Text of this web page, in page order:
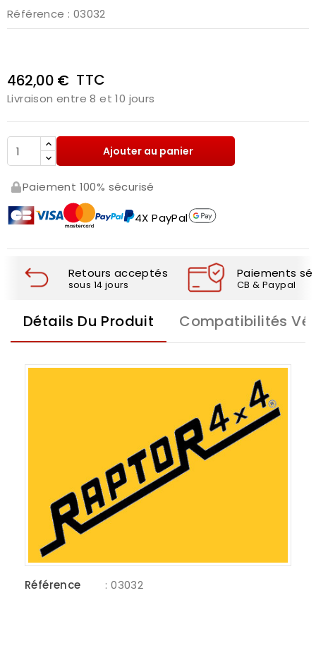
Référence : 03032
462,00 € TTC
Livraison entre 8 et 10 jours
Ajouter au panier
Paiement 100% sécurisé
4X PayPal
Retours acceptés
sous 14 jours
Paiements
CB & Paypal
Détails Du Produit Compatibilités
Référence : 03032